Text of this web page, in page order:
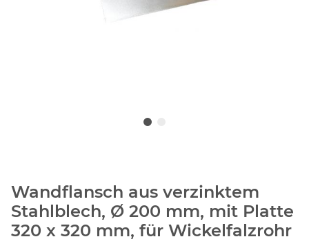
Wandflansch aus verzinktem
Stahlblech, Ø 200 mm, mit Platte
320 x 320 mm, für Wickelfalzrohr